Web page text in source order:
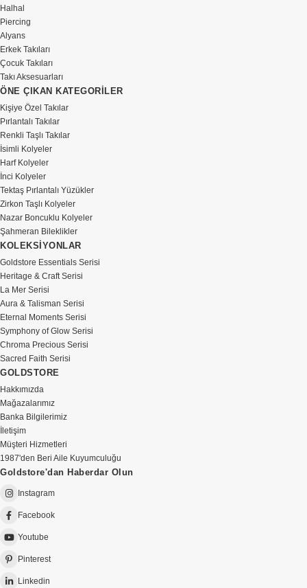
Halhal
Piercing
Alyans
Erkek Takıları
Çocuk Takıları
Takı Aksesuarları
ÖNE ÇIKAN KATEGORİLER
Kişiye Özel Takılar
Pırlantalı Takılar
Renkli Taşlı Takılar
İsimli Kolyeler
Harf Kolyeler
İnci Kolyeler
Tektaş Pırlantalı Yüzükler
Zirkon Taşlı Kolyeler
Nazar Boncuklu Kolyeler
Şahmeran Bileklikler
KOLEKSİYONLAR
Goldstore Essentials Serisi
Heritage & Craft Serisi
La Mer Serisi
Aura & Talisman Serisi
Eternal Moments Serisi
Symphony of Glow Serisi
Chroma Precious Serisi
Sacred Faith Serisi
GOLDSTORE
Hakkımızda
Mağazalarımız
Banka Bilgilerimiz
İletişim
Müşteri Hizmetleri
1987'den Beri Aile Kuyumculuğu
Goldstore'dan Haberdar Olun
Instagram
Facebook
Youtube
Pinterest
Linkedin